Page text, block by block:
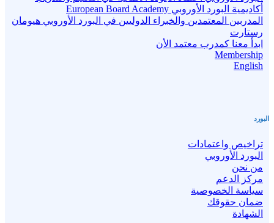
أكاديمية البورد الأوروبي European Board Academy
المدربين المعتمدين والخبراء الدوليين في البورد الأوروبي هيومان
رستارت
ابدأ معنا كمدرب معتمد الأن
Membership
English
البورد
تراخيص واعتمادات
البورد الأوروبي
من نحن
مركز الدعم
سياسة الخصوصية
ضمان حقوقك
الشهادة